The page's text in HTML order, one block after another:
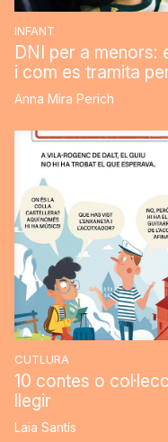
INFANT
DNI per a menors:
i com es tramita
Anna Mira Perich
CUTLURA
10 contes o
llegir
Laia Santís